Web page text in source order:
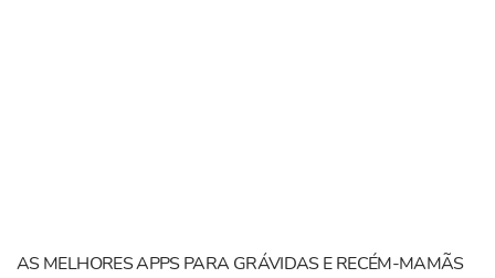
AS MELHORES APPS PARA GRÁVIDAS E RECÉM-MAMÃS